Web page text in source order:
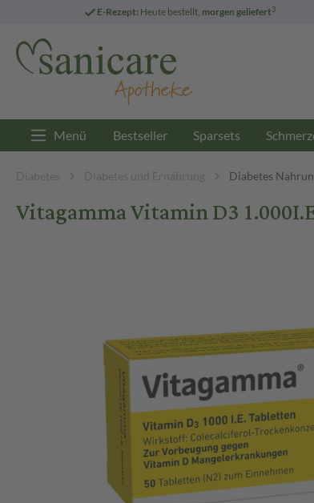
E-Rezept: Heute bestellt, morgen geliefert3
Menü Bestseller Sparsets
Diabetes Diabetes und Ernährung Diabetes
Vitagamma Vitamin D3